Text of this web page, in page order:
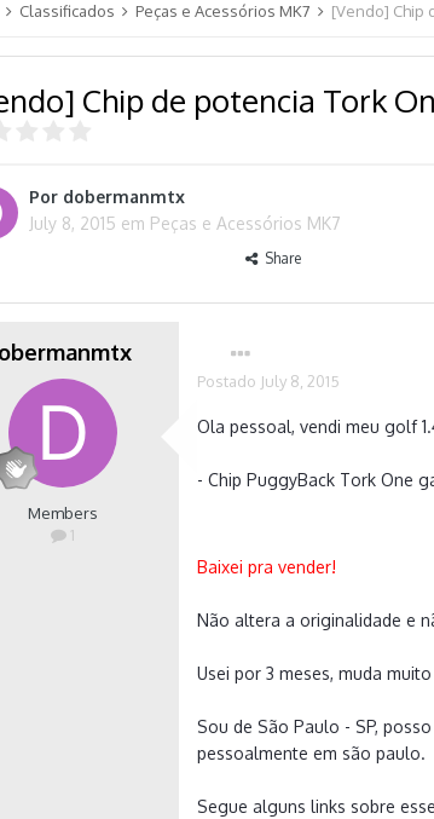
Classificados Peças e Acessórios MK7 [Vendo] Chip
Chip de potencia Tork
Por dobermanmtx
July 8, 2015 em Peças e Acessórios MK7
Share
Members
1
Postado July 8, 2015
Ola pessoal, vendi meu golf
- Chip PuggyBack Tork One
Baixei pra vender!
Não altera a originalidade e
Usei por 3 meses, muda
Sou de São Paulo - SP,
pessoalmente em são paulo.
Segue alguns links sobre